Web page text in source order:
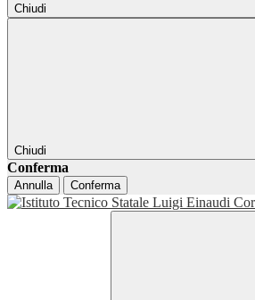
Chiudi
Chiudi
Conferma
Annulla Conferma